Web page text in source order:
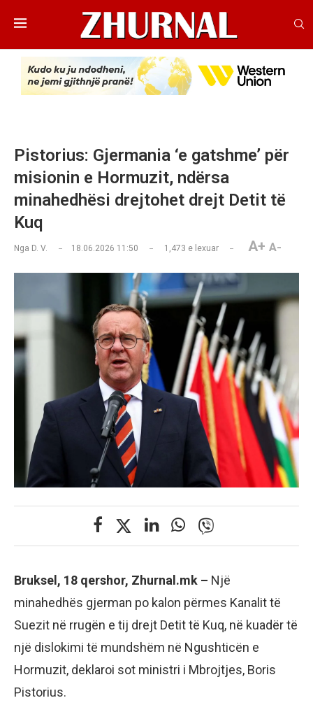
Pistorius: Gjermania ‘e gatshme’ për
misionin e Hormuzit, ndërsa
minahedhësi drejtohet drejt Detit të
Kuq
Nga D. V. 18.06.2026 11:50 1,473 e lexuar A+ A-
Bruksel, 18 qershor, Zhurnal.mk – Një
minahedhës gjerman po kalon përmes Kanalit të
Suezit në rrugën e tij drejt Detit të Kuq, në kuadër të
një dislokimi të mundshëm në Ngushticën e
Hormuzit, deklaroi sot ministri i Mbrojtjes, Boris
Pistorius.